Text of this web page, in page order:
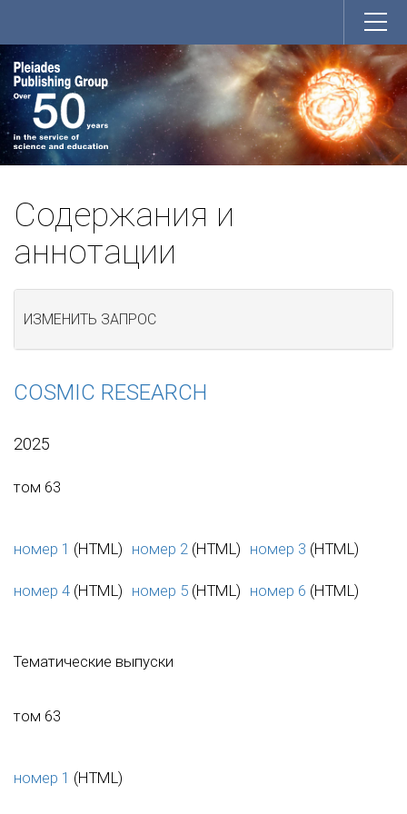
Содержания и
аннотации
ИЗМЕНИТЬ ЗАПРОС
COSMIC RESEARCH
2025
том 63
номер 1 (HTML) номер 2 (HTML) номер 3 (HTML)
номер 4 (HTML) номер 5 (HTML) номер 6 (HTML)
Тематические выпуски
том 63
номер 1 (HTML)